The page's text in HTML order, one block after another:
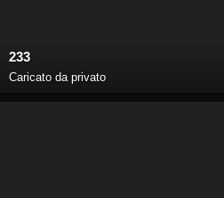
233
Caricato da privato